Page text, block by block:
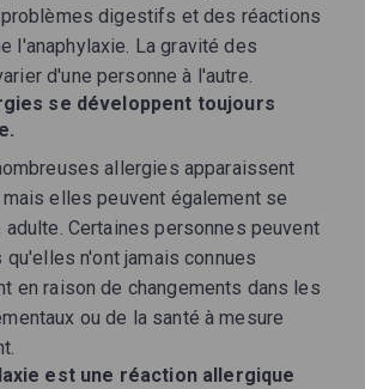
digestifs et des réactions
l'anaphylaxie. La gravité des
d'une personne à l'autre.
se développent toujours
allergies apparaissent
elles peuvent également se
Certaines personnes peuvent
n'ont jamais connues
en raison de changements dans les
ou de la santé à mesure
est une réaction allergique